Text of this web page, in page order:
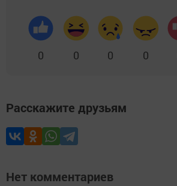
0 0 0 0
Расскажите друзьям
Нет комментариев